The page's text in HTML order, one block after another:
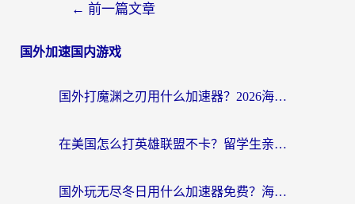
← 前一篇文章
国外加速国内游戏
国外打魔渊之刃用什么加速器？2026海外玩家国服游戏加速全攻略（附闪耀暖暖&复苏的魔女避坑指南）
在美国怎么打英雄联盟不卡？留学生亲测的国服游戏加速全攻略
国外玩无尽冬日用什么加速器免费？海外党国服游戏加速避坑指南